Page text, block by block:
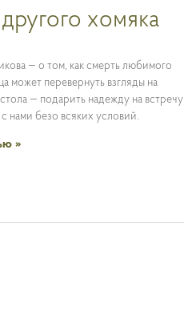
хомяка
— о том, как смерть любимого
может перевернуть взгляды на
— подарить надежду на встречу
нами безо всяких условий.
»